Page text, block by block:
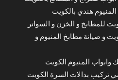
هندي بالكويت
للمطابخ و الخزن و السواتر
و صيانة مطابخ المنيوم و
وابواب المنيوم الكويت
تركيب بدالات السرة الكويت